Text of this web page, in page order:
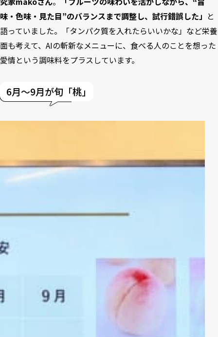
味・色味・見た目”のバランスまで調整し、試行錯誤した」 と
語っていました。「タンパク質を入れたらいいかな」など栄養
面も考えて、AIの斬新なメニューに、食べる人のことを想った
愛情という調味料をプラスしています。
6月〜9月が旬「桃」